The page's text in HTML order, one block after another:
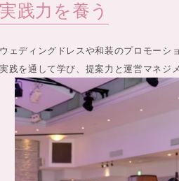
践力を養う
ェディングドレスや和装のプロモーシ
践を通して学び、提案力と運営マネジ